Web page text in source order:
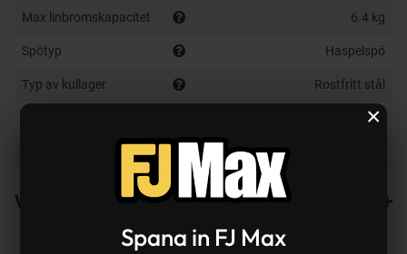
Spana in FJ Max
×
Max linbromskapacitet 6.4 kg
Spötyp Haspelspö
Typ av kullager Rostfritt stål
4 kullager + 1 nål-/glidlager
Varianter